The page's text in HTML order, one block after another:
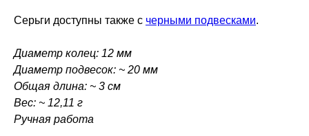
Серьги доступны также с черными подвесками.
Диаметр колец: 12 мм
Диаметр подвесок: ~ 20 мм
Общая длина: ~ 3 см
Вес: ~ 12,11 г
Ручная работа